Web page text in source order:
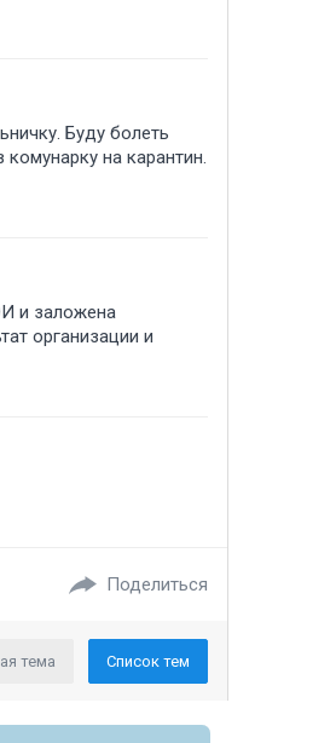
Буду болеть
на карантин.
и заложена
организации и
Поделиться
тема Список тем